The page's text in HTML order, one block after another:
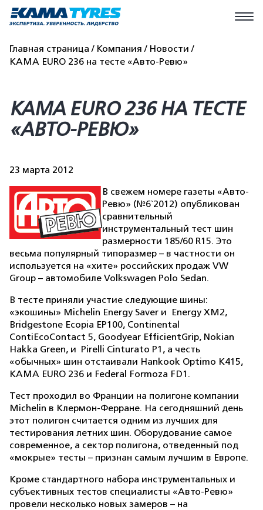
Главная страница Компания
Новости
КАМА EURO 236 на тесте «Авто-Ревю»
КАМА EURO 236 НА ТЕСТЕ
«АВТО-РЕВЮ»
23 марта 2012
В свежем номере газеты «Авто-
Ревю» (№6`2012) опубликован
сравнительный
инструментальный тест шин
размерности 185/60 R15. Это
весьма популярный типоразмер – в частности он
используется на «хите» российских продаж VW
Group – автомобиле Volkswagen Polo Sedan.
В тесте приняли участие следующие шины:
«экошины» Michelin Energy Saver и
Energy XM2,
Bridgestone Ecopia EP100, Continental
ContiEcoContact 5, Goodyear EfficientGrip, Nokian
Hakka Green, и Pirelli Cinturato P1, а честь
«обычных» шин отстаивали Hankook Optimo K415,
KAMA EURO 236 и Federal Formoza FD1.
Тест проходил во Франции на полигоне компании
Michelin в Клермон-Ферране. На сегодняшний день
этот полигон считается одним из лучших для
тестирования летних шин. Оборудование самое
современное, а сектор полигона, отведенный под
«мокрые» тесты – признан самым лучшим в Европе.
Кроме стандартного набора инструментальных и
субъективных тестов специалисты «Авто-Ревю»
провели несколько новых замеров – на